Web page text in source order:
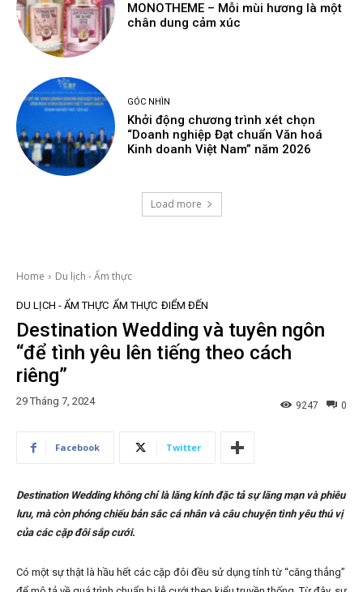
MONOTHEME – Mỗi mùi hương là một
chân dung cảm xúc
GÓC NHÌN
Khởi động chương trình xét chọn
“Doanh nghiệp Đạt chuẩn Văn hoá
Kinh doanh Việt Nam” năm 2026
Load more